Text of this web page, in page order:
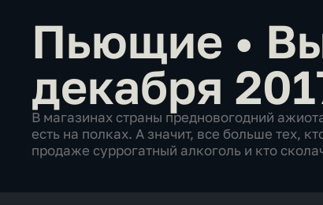
Пьющие •
декабря
В магазинах страны предновогодний
есть на полках. А значит, все больше тех,
продаже суррогатный алкоголь и кто